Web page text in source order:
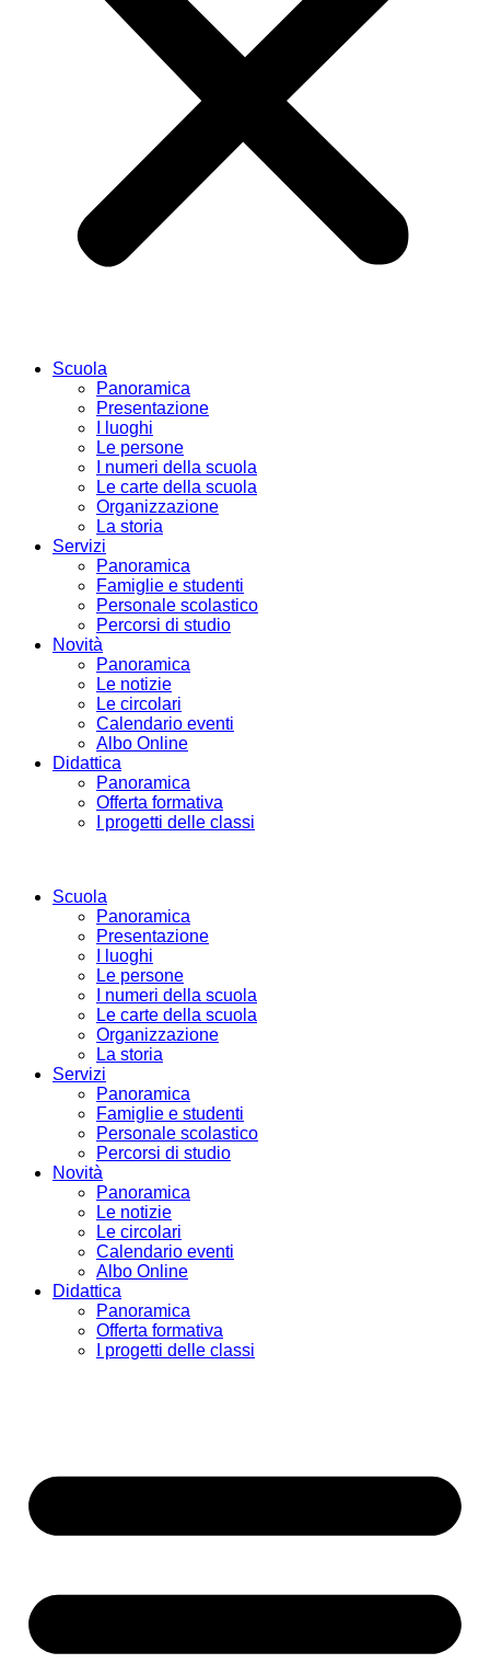
Scuola
Panoramica
Presentazione
I luoghi
Le persone
I numeri della scuola
Le carte della scuola
Organizzazione
La storia
Servizi
Panoramica
Famiglie e studenti
Personale scolastico
Percorsi di studio
Novità
Panoramica
Le notizie
Le circolari
Calendario eventi
Albo Online
Didattica
Panoramica
Offerta formativa
I progetti delle classi
Scuola
Panoramica
Presentazione
I luoghi
Le persone
I numeri della scuola
Le carte della scuola
Organizzazione
La storia
Servizi
Panoramica
Famiglie e studenti
Personale scolastico
Percorsi di studio
Novità
Panoramica
Le notizie
Le circolari
Calendario eventi
Albo Online
Didattica
Panoramica
Offerta formativa
I progetti delle classi